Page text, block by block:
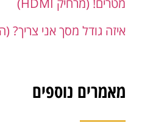
איזה גודל מסך אני צריך?
מאמרים נוספים